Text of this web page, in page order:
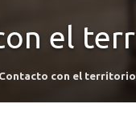
el
Contacto con el territorio